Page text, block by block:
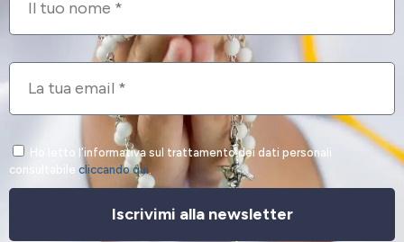
Ho letto l'informativa sul trattamento dei dati personali
consultabile cliccando qui.
Iscrivimi alla newsletter